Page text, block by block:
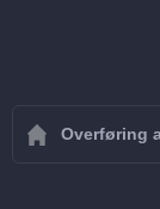
Overføring